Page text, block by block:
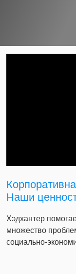
Наши
Хэдхантер
множество
социально-